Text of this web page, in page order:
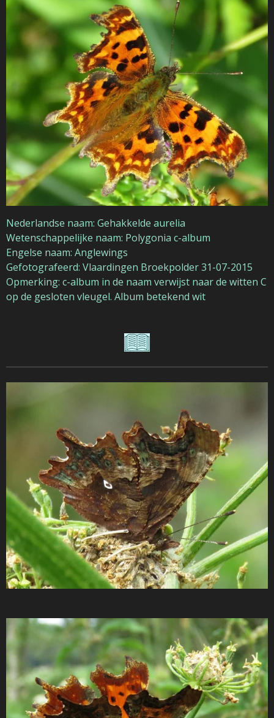
Nederlandse naam: Gehakkelde aurelia
Wetenschappelijke naam: Polygonia c-album
Engelse naam: Anglewings
Gefotografeerd: Vlaardingen Broekpolder 31-07-2015
Opmerking: c-album in de naam verwijst naar de witten C
op de gesloten vleugel. Album betekend wit